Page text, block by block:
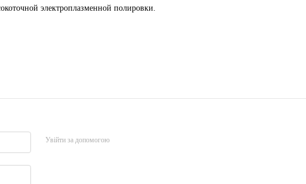
электроплазменной полировки.
Увійти за допомогою